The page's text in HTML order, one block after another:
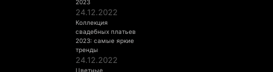
2023
24.12.2022
Коллекция
свадебных платьев
2023: самые яркие
тренды
24.12.2022
Цветные